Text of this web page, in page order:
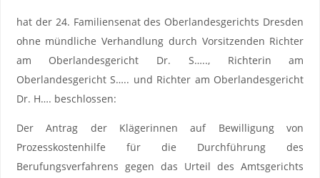
hat der 24. Familiensenat des Oberlandesgerichts Dresden
ohne mündliche Verhandlung durch Vorsitzenden Richter
am Oberlandesgericht Dr. S….., Richterin am
Oberlandesgericht S….. und Richter am Oberlandesgericht
Dr. H…. beschlossen:
Der Antrag der Klägerinnen auf Bewilligung von
Prozesskostenhilfe für die Durchführung des
Berufungsverfahrens gegen das Urteil des Amtsgerichts